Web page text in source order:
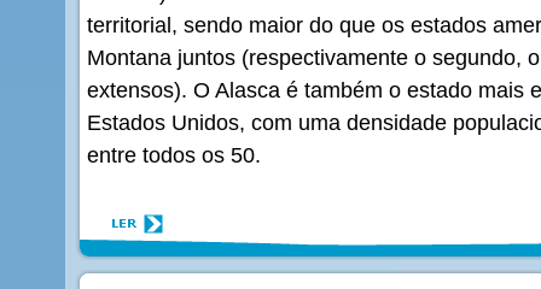
territorial, sendo maior do que os estados
Montana juntos (respectivamente o segundo,
extensos). O Alasca é também o estado mais
Estados Unidos, com uma densidade
entre todos os 50.